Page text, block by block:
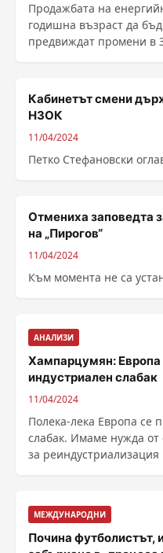
Продажбата на
годишна възраст да
предвиждат промени в
Кабинетът смени
НЗОК
11/04/2024
Петко Стефановски
Отмениха заповедта
на „Пирогов“
11/04/2024
Към момента не са
АНАЛИЗИ
Хампарцумян:
индустриален слабак
11/04/2024
Полека-лека Европа се
слабак. Имаме нужда от
за реиндустриализация
МЕЖДУНАРОДНИ
Почина футболистът,